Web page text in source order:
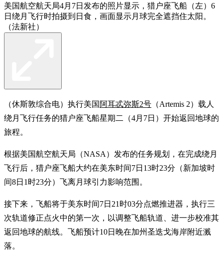
美国航空航天局4月7日发布的照片​​显示，猎户座飞船（左）6
日绕月飞行时拍摄到日食，画面显示月球完全遮挡住太阳。
（法新社）
（休斯敦综合电）执行美国 阿耳忒弥斯2号 （Artemis 2）载人
绕月飞行任务的猎户座飞船星期二（4月7日）开始返回地球的
旅程。
根据美国航空航天局（NASA）发布的任务规划，在完成绕月
飞行后，猎户座飞船大约在美东时间7日13时23分（新加坡时
间8日1时23分）飞离月球引力影响范围。
接下来，飞船将于美东时间7日21时03分点燃推进器，执行三
次轨道修正点火中的第一次，以调整飞船轨道、进一步校准其
返回地球的航线。飞船预计10日晚在加州圣迭戈海岸附近溅
落。